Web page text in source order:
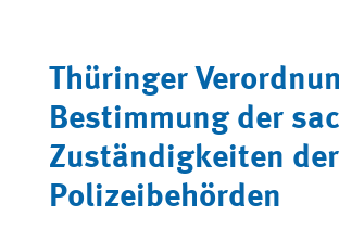
Thüringer
Bestimmung der
Zuständigkeiten der
Polizeibehörden